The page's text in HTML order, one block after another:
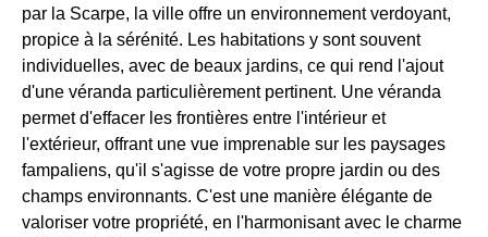
par la Scarpe, la ville offre un environnement verdoyant,
propice à la sérénité. Les habitations y sont souvent
individuelles, avec de beaux jardins, ce qui rend l'ajout
d'une véranda particulièrement pertinent. Une véranda
permet d'effacer les frontières entre l'intérieur et
l'extérieur, offrant une vue imprenable sur les paysages
fampaliens, qu'il s'agisse de votre propre jardin ou des
champs environnants. C'est une manière élégante de
valoriser votre propriété, en l'harmonisant avec le charme